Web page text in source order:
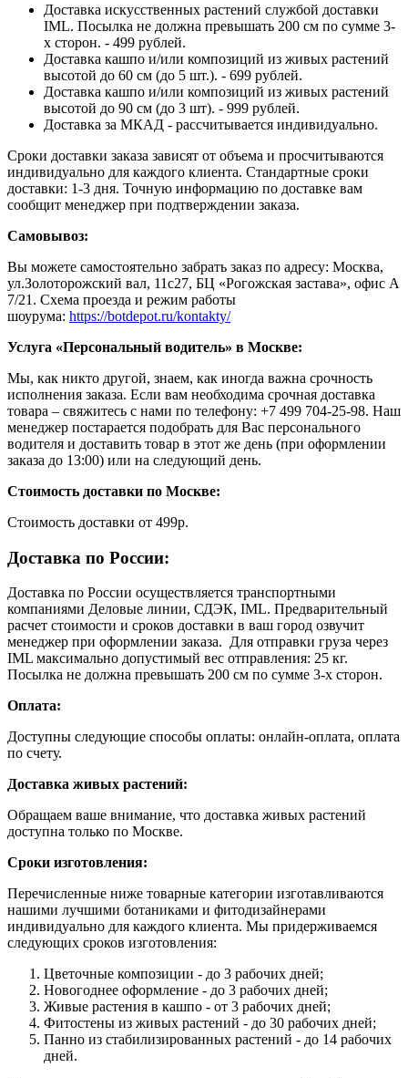
Доставка искусственных растений службой доставки
IML. Посылка не должна превышать 200 см по сумме 3-
х сторон. - 499 рублей.
Доставка кашпо и/или композиций из живых растений
высотой до 60 см (до 5 шт.). - 699 рублей.
Доставка кашпо и/или композиций из живых растений
высотой до 90 см (до 3 шт). - 999 рублей.
Доставка за МКАД - рассчитывается индивидуально.
Сроки доставки заказа зависят от объема и просчитываются
индивидуально для каждого клиента. Стандартные сроки
доставки: 1-3 дня. Точную информацию по доставке вам
сообщит менеджер при подтверждении заказа.
Самовывоз:
Вы можете самостоятельно забрать заказ по адресу: Москва,
ул.Золоторожский вал, 11с27, БЦ «Рогожская застава», офис А
7/21. Схема проезда и режим работы
шоурума: https://botdepot.ru/kontakty/
Услуга «Персональный водитель» в Москве:
Мы, как никто другой, знаем, как иногда важна срочность
исполнения заказа. Если вам необходима срочная доставка
товара – свяжитесь с нами по телефону: +7 499 704-25-98. Наш
менеджер постарается подобрать для Вас персонального
водителя и доставить товар в этот же день (при оформлении
заказа до 13:00) или на следующий день.
Стоимость доставки по Москве:
Cтоимость доставки от 499р.
Доставка по России:
Доставка по России осуществляется транспортными
компаниями Деловые линии, СДЭК, IML. Предварительный
расчет стоимости и сроков доставки в ваш город озвучит
менеджер при оформлении заказа. Для отправки груза через
IML максимально допустимый вес отправления: 25 кг.
Посылка не должна превышать 200 см по сумме 3-х сторон.
Оплата:
Доступны следующие способы оплаты: онлайн-оплата, оплата
по счету.
Доставка живых растений:
Обращаем ваше внимание, что доставка живых растений
доступна только по Москве.
Сроки изготовления:
Перечисленные ниже товарные категории изготавливаются
нашими лучшими ботаниками и фитодизайнерами
индивидуально для каждого клиента. Мы придерживаемся
следующих сроков изготовления:
Цветочные композиции - до 3 рабочих дней;
Новогоднее оформление - до 3 рабочих дней;
Живые растения в кашпо - от 3 рабочих дней;
Фитостены из живых растений - до 30 рабочих дней;
Панно из стабилизированных растений - до 14 рабочих
дней.